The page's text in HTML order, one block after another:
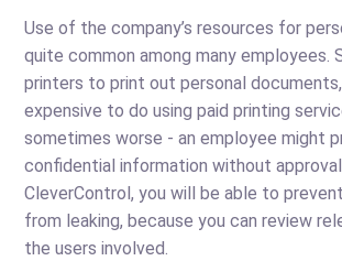
Use of the company’s resources for
quite common among many employees.
printers to print out personal
expensive to do using paid printing
sometimes worse - an employee might
confidential information without
CleverControl, you will be able to
from leaking, because you can review
the users involved.